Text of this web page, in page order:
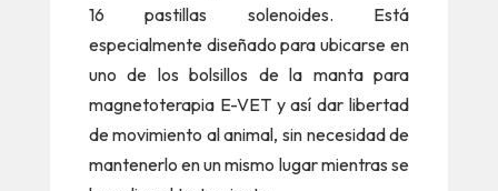
16 pastillas solenoides. Está
especialmente diseñado para ubicarse en
uno de los bolsillos de la manta para
magnetoterapia E-VET y así dar libertad
de movimiento al animal, sin necesidad de
mantenerlo en un mismo lugar mientras se